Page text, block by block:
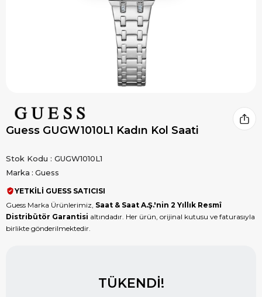
Guess GUGW1010L1 Kadın Kol Saati
Stok Kodu
GUGW1010L1
Marka : Guess
YETKİLİ GUESS SATICISI
Guess Marka Ürünlerimiz, Saat & Saat A.Ş.'nin 2 Yıllık Resmî
Distribütör Garantisi altındadır. Her ürün, orijinal kutusu ve faturasıyla
birlikte gönderilmektedir.
TÜKENDI!